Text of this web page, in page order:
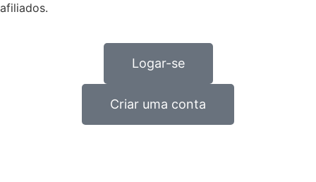
afiliados.
Logar-se
Criar uma conta